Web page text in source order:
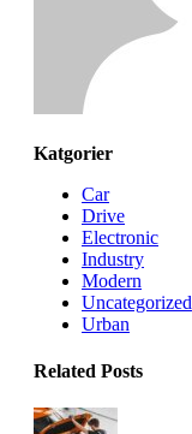
Katgorier
Car
Drive
Electronic
Industry
Modern
Uncategorized
Urban
Related Posts